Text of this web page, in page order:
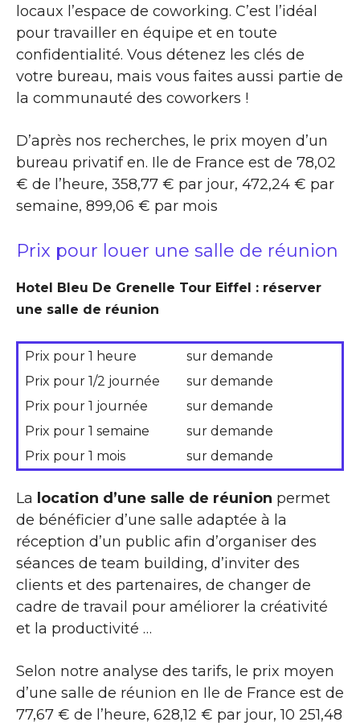
locaux l’espace de coworking. C’est l’idéal
pour travailler en équipe et en toute
confidentialité. Vous détenez les clés de
votre bureau, mais vous faites aussi partie de
la communauté des coworkers !
D’après nos recherches, le prix moyen d’un
bureau privatif en. Ile de France est de 78,02
€ de l’heure, 358,77 € par jour, 472,24 € par
semaine, 899,06 € par mois
Prix pour louer une salle de réunion
Hotel Bleu De Grenelle Tour Eiffel : réserver
une salle de réunion
Prix pour 1 heure
sur demande
Prix pour 1/2 journée
sur demande
Prix pour 1 journée
sur demande
Prix pour 1 semaine
sur demande
Prix pour 1 mois
sur demande
La location d’une salle de réunion permet
de bénéficier d’une salle adaptée à la
réception d’un public afin d’organiser des
séances de team building, d’inviter des
clients et des partenaires, de changer de
cadre de travail pour améliorer la créativité
et la productivité …
Selon notre analyse des tarifs, le prix moyen
d’une salle de réunion en Ile de France est de
77,67 € de l’heure, 628,12 € par jour, 10 251,48